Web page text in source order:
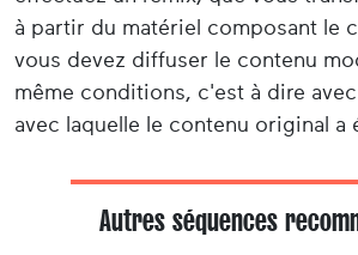
à partir du matériel composant le
vous devez diffuser le contenu
même conditions, c'est à dire
avec laquelle le contenu original a
Autres séquences